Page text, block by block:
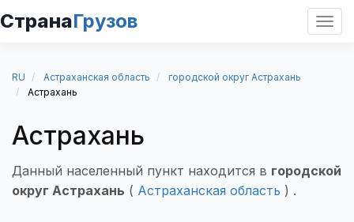
СтранаГрузов
RU Астраханская область
городской округ Астрахань
Астрахань
Астрахань
Данный населенный пункт находится в городской
округ Астрахань ( Астраханская область ) .